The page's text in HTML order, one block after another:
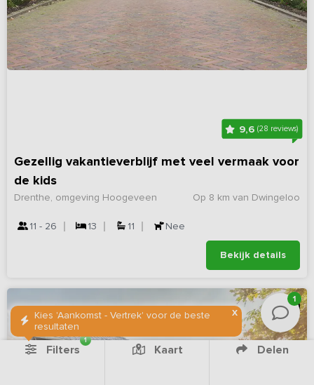
9,6 (28 reviews)
Gezellig vakantieverblijf met veel vermaak voor
de kids
Op 8 km van Dwingeloo
Drenthe, omgeving Hoogeveen
11 - 26 13 11 Nee
Bekijk details
X
Kies 'Aankomst - Vertrek' voor de beste
resultaten
1
Filters
1
Kaart Delen